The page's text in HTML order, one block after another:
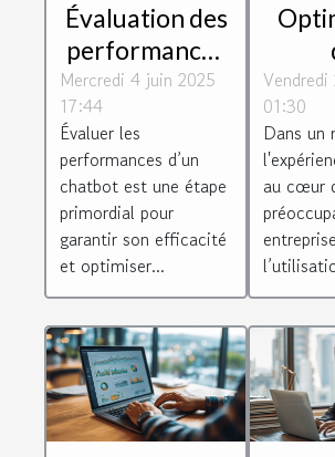
Évaluation des
performances
de votre
chatbot :
méthodes et
bonnes
pratiques
Mercredi 4 juin 2025
17:44
Évaluer les
performances d’un
chatbot est une étape
primordial pour
garantir son efficacité
et optimiser...
01:30
Dans un
au cœur